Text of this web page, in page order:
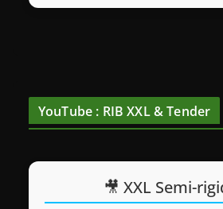
YouTube : RIB XXL & Tender
🎥 XXL Semi-